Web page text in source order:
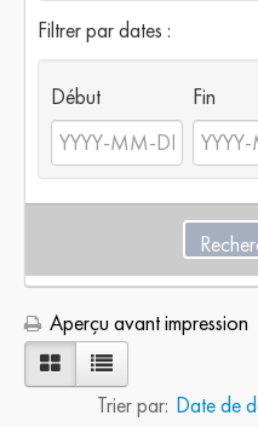
Filtrer par dates :
Début Fin
Aperçu avant impression
Trier par: Date de